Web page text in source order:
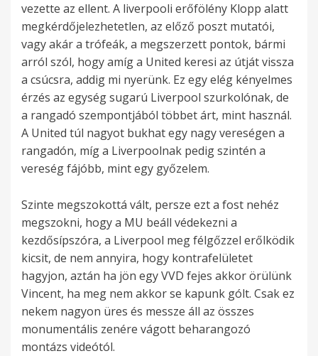
vezette az ellent. A liverpooli erőfölény Klopp alatt
megkérdőjelezhetetlen, az előző poszt mutatói,
vagy akár a trófeák, a megszerzett pontok, bármi
arról szól, hogy amíg a United keresi az útját vissza
a csúcsra, addig mi nyerünk. Ez egy elég kényelmes
érzés az egység sugarú Liverpool szurkolónak, de
a rangadó szempontjából többet árt, mint használ.
A United túl nagyot bukhat egy nagy vereségen a
rangadón, míg a Liverpoolnak pedig szintén a
vereség fájóbb, mint egy győzelem.
Szinte megszokottá vált, persze ezt a fost nehéz
megszokni, hogy a MU beáll védekezni a
kezdősípszóra, a Liverpool meg félgőzzel erőlködik
kicsit, de nem annyira, hogy kontrafelületet
hagyjon, aztán ha jön egy VVD fejes akkor örülünk
Vincent, ha meg nem akkor se kapunk gólt. Csak ez
nekem nagyon üres és messze áll az összes
monumentális zenére vágott beharangozó
montázs videótól.